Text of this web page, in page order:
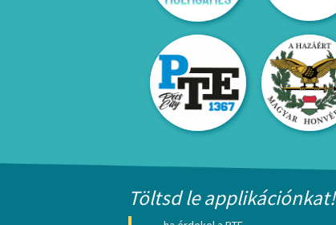
Töltsd le applikációnkat!